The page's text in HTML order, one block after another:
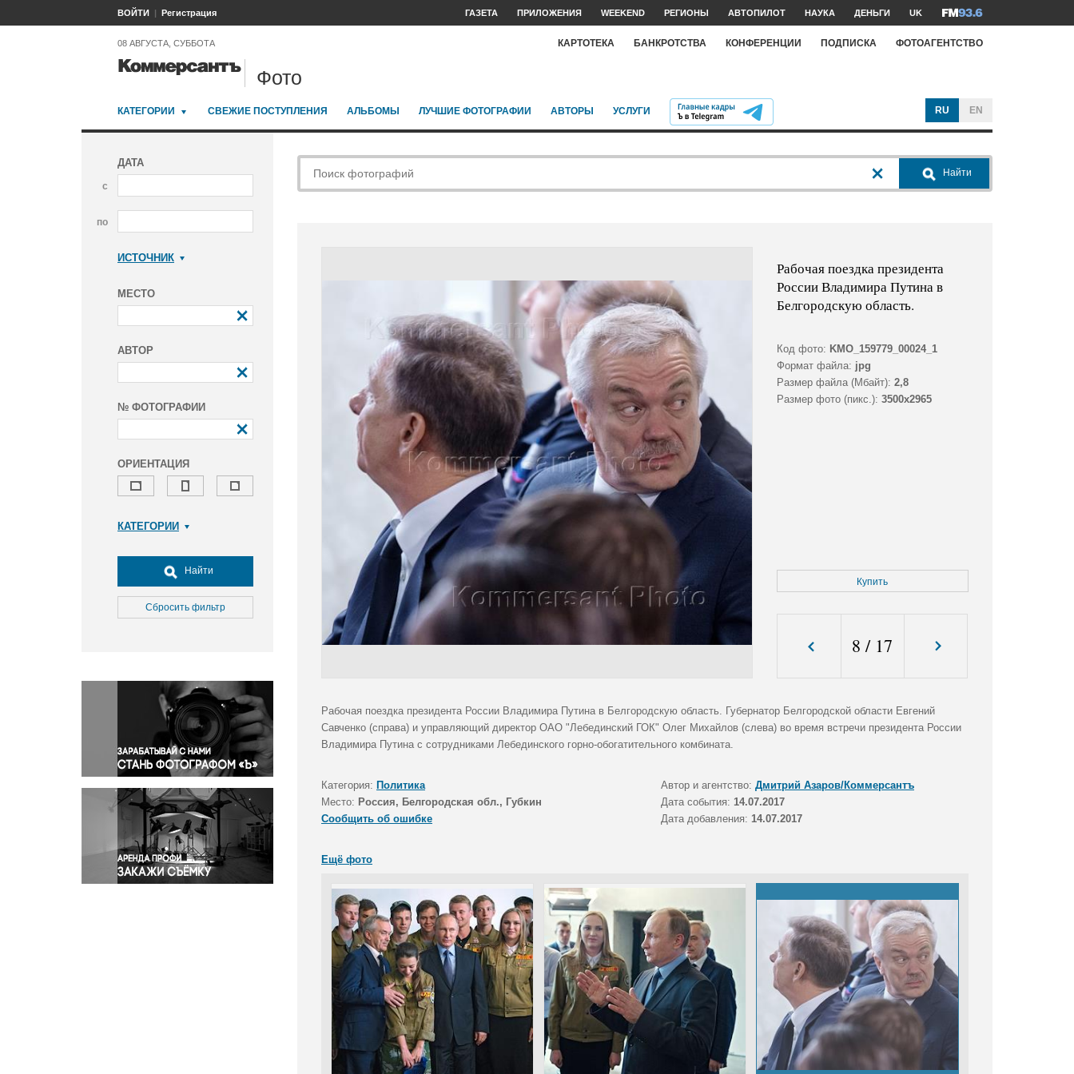
ВОЙТИ Регистрация ГАЗЕТА ПРИЛОЖЕНИЯ WEEKEND РЕГИОНЫ АВТОПИЛОТ НАУКА ДЕНЬГИ UK
08 АВГУСТА, СУББОТА КАРТОТЕКА БАНКРОТСТВА КОНФЕРЕНЦИИ ПОДПИСКА ФОТОАГЕНТСТВО
Фото
КАТЕГОРИИ СВЕЖИЕ ПОСТУПЛЕНИЯ АЛЬБОМЫ ЛУЧШИЕ ФОТОГРАФИИ АВТОРЫ УСЛУГИ RU EN
ДАТА
с
по
ИСТОЧНИК
МЕСТО
АВТОР
№ ФОТОГРАФИИ
ОРИЕНТАЦИЯ
КАТЕГОРИИ
Досуг, туризм и отдых
Культура
Медицина
Окружающая среда
Политика
Правосудие
Происшествия и конфликты
Религия
Светская жизнь
Спорт
Экология
Экономика и бизнес
Найти
Сбросить фильтр
Найти
Рабочая поездка президента
России Владимира Путина в
Белгородскую область.
Код фото: KMO_159779_00024_1
Формат файла: jpg
Размер файла (Мбайт): 2,8
Размер фото (пикс.): 3500x2965
Купить
8 / 17
Рабочая поездка президента России Владимира Путина в Белгородскую область. Губернатор Белгородской области Евгений
Савченко (справа) и управляющий директор ОАО "Лебединский ГОК" Олег Михайлов (слева) во время встречи президента России
Владимира Путина с сотрудниками Лебединского горно-обогатительного комбината.
Категория: Политика Автор и агентство: Дмитрий Азаров/Коммерсантъ
Место: Россия, Белгородская обл., Губкин Дата события: 14.07.2017
Сообщить об ошибке
Дата добавления: 14.07.2017
Ещё фото